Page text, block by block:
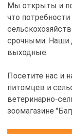
Мы открыты и
что
срочными. Наши
выходные.
Посетите нас и
питомцев и
ветеринарно-
зоомагазине